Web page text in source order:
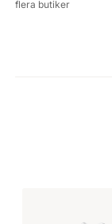
flera butiker